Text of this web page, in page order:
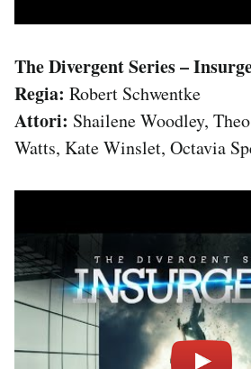
The Divergent Series –
Regia: Robert Schwentke
Attori: Shailene Woodley,
Watts, Kate Winslet, Octavia